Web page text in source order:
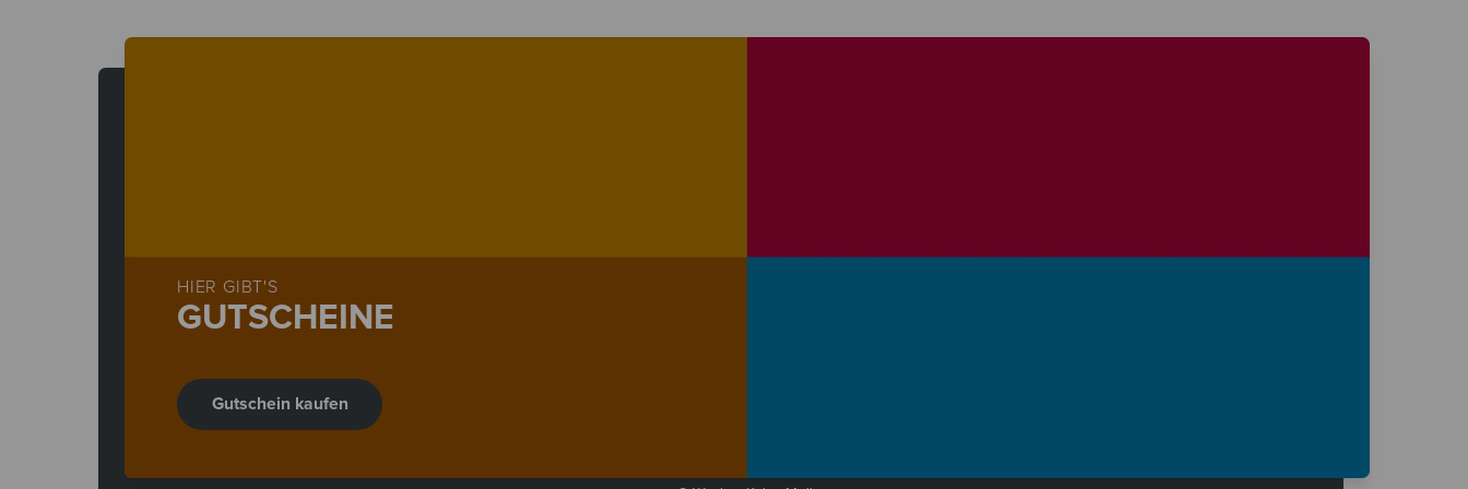
HIER GIBT'S
GUTSCHEINE
Gutschein kaufen